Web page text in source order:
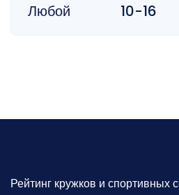
Любой 10-16
Рейтинг кружков и спортивных